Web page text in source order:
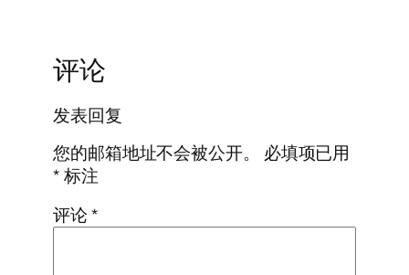
评论
发表回复
您的邮箱地址不会被公开。
必填项已用
*标注
评论*